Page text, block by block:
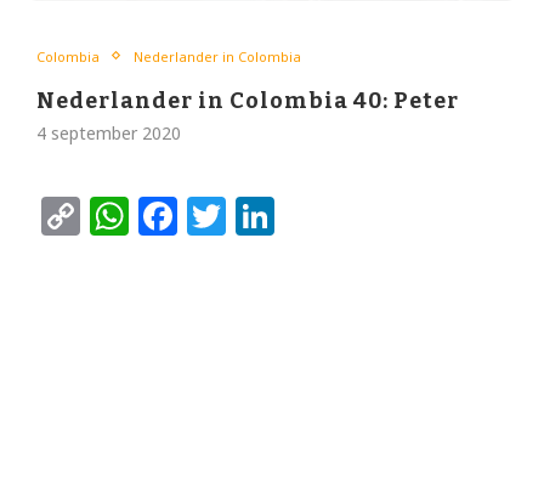
Colombia Nederlander in Colombia
Nederlander in Colombia 40: Peter
4 september 2020
CopyWhatsApp
Facebook
Twitter